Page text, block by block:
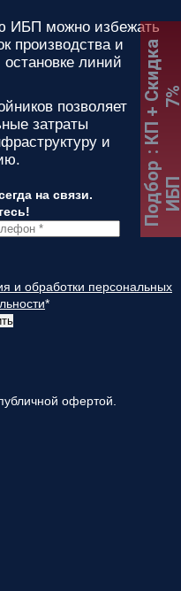
ИБП можно избежать
производства и
линий
позволяет
затраты
и
на связи.
и обработки персональных
*
офертой.
Подбор
:
К
П
+
С
к
и
д
к
а
7